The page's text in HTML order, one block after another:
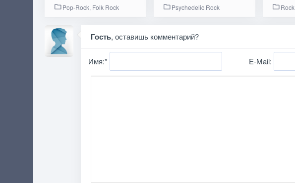
Pop-Rock, Folk Rock Psychedelic Rock Rock
Гость, оставишь комментарий?
Имя:* E-Mail: